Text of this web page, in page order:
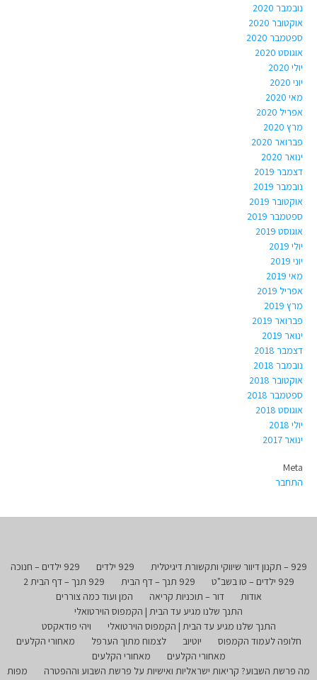
נובמבר 2020
אוקטובר 2020
ספטמבר 2020
אוגוסט 2020
יולי 2020
יוני 2020
מאי 2020
אפריל 2020
מרץ 2020
פברואר 2020
ינואר 2020
דצמבר 2019
נובמבר 2019
אוקטובר 2019
ספטמבר 2019
אוגוסט 2019
יולי 2019
יוני 2019
מאי 2019
אפריל 2019
מרץ 2019
פברואר 2019
ינואר 2019
דצמבר 2018
נובמבר 2018
אוקטובר 2018
ספטמבר 2018
אוגוסט 2018
יולי 2018
ינואר 2017
Meta
התחבר
929 – תקנון דיוור שיווקי ותקשורת דיגיטלית 929 ילדים
929 ילדים – חנוכה
929 ילדים – טו בשב"ט
929 תנך – דף הבית
929 תנך – דף הבית 2
אודות
דור – תוכניות קריאה
המן ועוד כמה צוררים
התנך שלנו מגיע עד הבית | הקמפוס הוירטואלי
התנך שלנו מגיע עד הבית | הקמפוס הוירטואלי
ויהי פודאקסט
חלופה לעמוד הקמפוס
יוטיוב לצמוח מתוך הערפל
מאחורי הקלעים
מאחורי הקלעים
מאחורי הקלעים
מה פרשת השבוע? קריאות ישראליות ואישיות על פרשת השבוע וההפטרה
מפות